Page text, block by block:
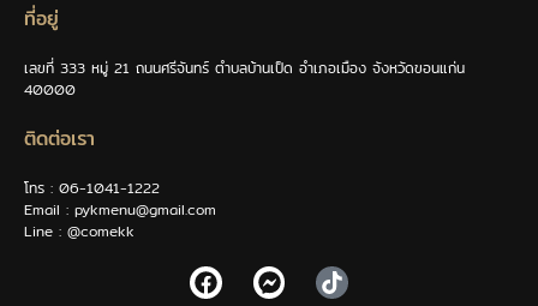
ที่อยู่
เลขที่ 333 หมู่ 21 ถนนศรีจันทร์ ตำบลบ้านเป็ด อำเภอเมือง จังหวัดขอนแก่น
40000
ติดต่อเรา
โทร : 06-1041-1222
Email : pykmenu@gmail.com
Line : @comekk